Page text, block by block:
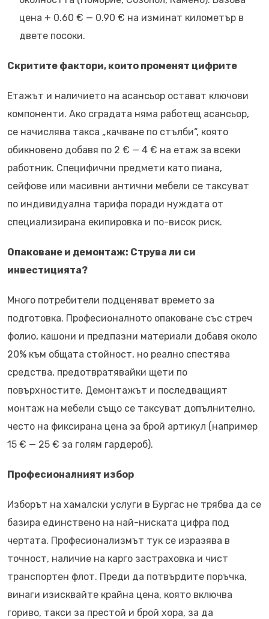
цена + 0.60 € — 0.90 € на изминат километър в
двете посоки.
Скритите фактори, които променят цифрите
Етажът и наличието на асансьор остават ключови
компоненти. Ако сградата няма работещ асансьор,
се начислява такса „качване по стълби“, която
обикновено добавя по 2 € — 4 € на етаж за всеки
работник. Специфични предмети като пиана,
сейфове или масивни антични мебели се таксуват
по индивидуална тарифа поради нуждата от
специализирана екипировка и по-висок риск.
Опаковане и демонтаж: Струва ли си
инвестицията?
Много потребители подценяват времето за
подготовка. Професионалното опаковане със стреч
фолио, кашони и предпазни материали добавя около
20% към общата стойност, но реално спестява
средства, предотвратявайки щети по
повърхностите. Демонтажът и последващият
монтаж на мебели също се таксуват допълнително,
често на фиксирана цена за брой артикул (например
15 € — 25 € за голям гардероб).
Професионалният избор
Изборът на хамалски услуги в Бургас не трябва да се
базира единствено на най-ниската цифра под
чертата. Професионализмът тук се изразява в
точност, наличие на карго застраховка и чист
транспортен флот. Преди да потвърдите поръчка,
винаги изисквайте крайна цена, която включва
гориво, такси за престой и брой хора, за да